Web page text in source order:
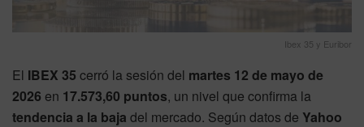
Ibex 35 y Euribor
El IBEX 35 cerró la sesión del martes 12 de mayo de
2026 en 17.573,60 puntos, un nivel que confirma la
tendencia a la baja del mercado. Según datos de Yahoo